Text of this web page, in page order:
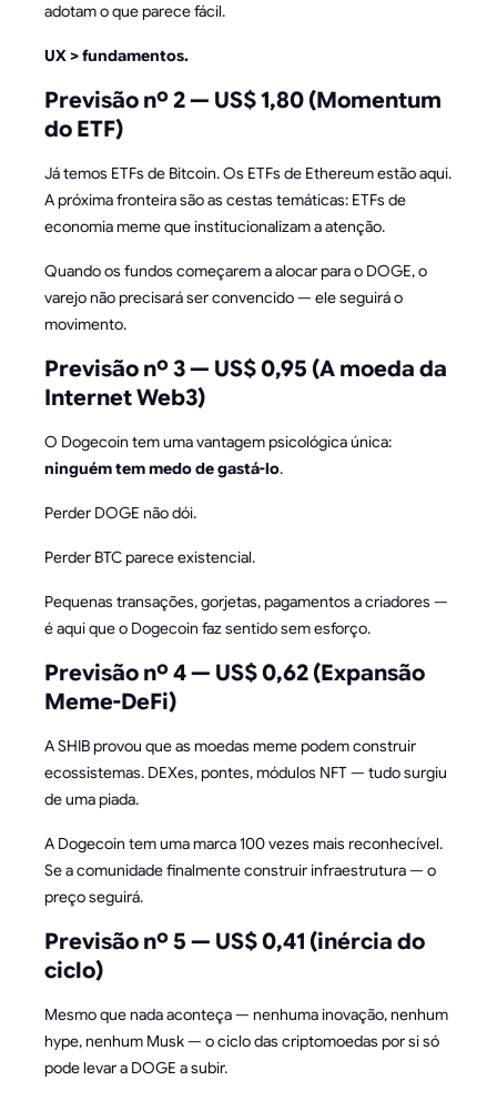
adotam o que parece fácil.
UX > fundamentos.
Previsão nº 2 — US$ 1,80 (Momentum
do ETF)
Já temos ETFs de Bitcoin. Os ETFs de Ethereum estão aqui.
A próxima fronteira são as cestas temáticas: ETFs de
economia meme que institucionalizam a atenção.
Quando os fundos começarem a alocar para o DOGE, o
varejo não precisará ser convencido — ele seguirá o
movimento.
Previsão nº 3 — US$ 0,95 (A moeda da
Internet Web3)
O Dogecoin tem uma vantagem psicológica única:
ninguém tem medo de gastá-lo.
Perder DOGE não dói.
Perder BTC parece existencial.
Pequenas transações, gorjetas, pagamentos a criadores —
é aqui que o Dogecoin faz sentido sem esforço.
Previsão nº 4 — US$ 0,62 (Expansão
Meme-DeFi)
A SHIB provou que as moedas meme podem construir
ecossistemas. DEXes, pontes, módulos NFT — tudo surgiu
de uma piada.
A Dogecoin tem uma marca 100 vezes mais reconhecível.
Se a comunidade finalmente construir infraestrutura — o
preço seguirá.
Previsão nº 5 — US$ 0,41 (inércia do
ciclo)
Mesmo que nada aconteça — nenhuma inovação, nenhum
hype, nenhum Musk — o ciclo das criptomoedas por si só
pode levar a DOGE a subir.